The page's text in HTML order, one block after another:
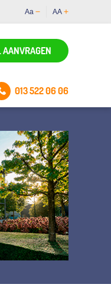
Aa AA
013 522 06 06